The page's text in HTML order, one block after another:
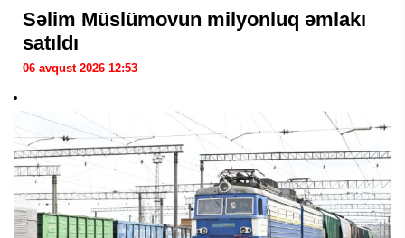
Səlim Müslümovun milyonluq əmlakı
satıldı
06 avqust 2026 12:53